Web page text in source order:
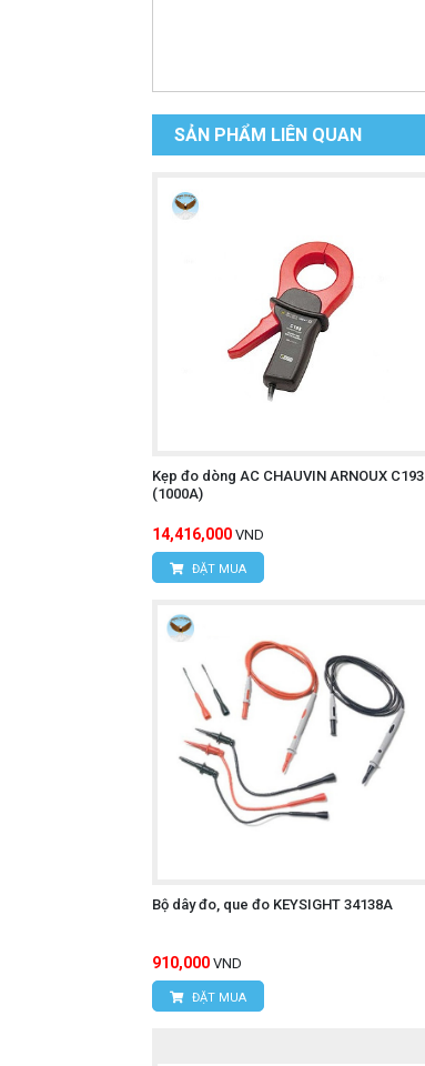
SẢN PHẨM LIÊN QUAN
Kẹp đo dòng AC CHAUVIN ARNOUX C193
(1000A)
14,416,000 VND
ĐẶT MUA
Bộ dây đo, que đo KEYSIGHT 34138A
910,000 VND
ĐẶT MUA